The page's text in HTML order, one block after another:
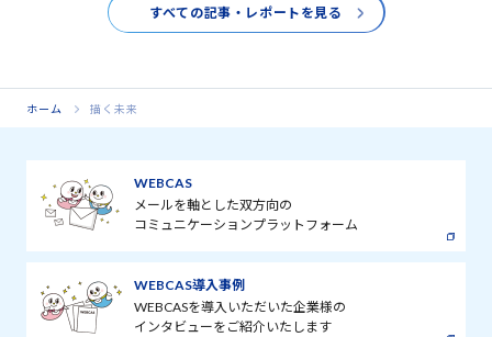
すべての記事・レポートを見る
ホーム 描く未来
WEBCAS
メールを軸とした双方向の
コミュニケーションプラットフォーム
WEBCAS導入事例
WEBCASを導入いただいた企業様の
インタビューをご紹介いたします